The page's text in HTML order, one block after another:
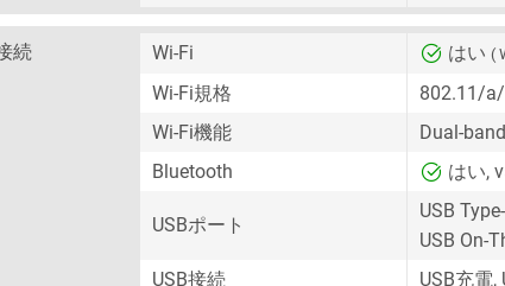
続 Wi-Fi はい (
Wi-Fi規格
802.11/
Wi-Fi機能
Dual-band
Bluetooth
はい,
USBポート
USB
USB On-
USB接続
USB充電,